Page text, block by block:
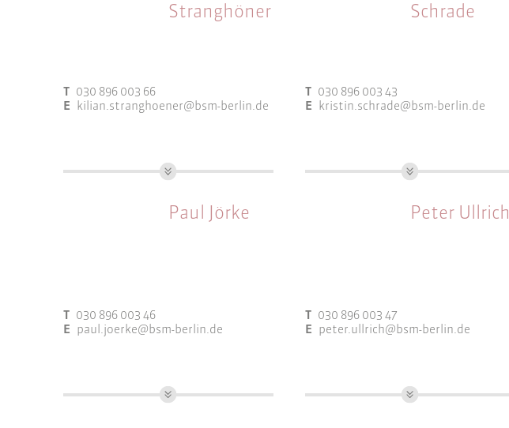
Partizipation und
Öffentlichkeitsarbeit
Stranghöner
T
030 896 003 66
E
kilian.stranghoener@bsm-berlin.de
M.Sc. Stadtplanung
Öffentlichkeitsarbeit
Städtebau
Schrade
T
030 896 003 43
E
kristin.schrade@bsm-berlin.de
(Stud.) M.Sc. Stadt- und
Entwicklungskonzepte
Partizipation und
Paul Jörke
030 896 003 46
E
paul.joerke@bsm-berlin.de
M.Sc. Stadt- und Raumplanung
Peter Ullrich
030 896 003 47
E
peter.ullrich@bsm-berlin.de
Bauassessor, Dipl.-Ing. Stadt- und